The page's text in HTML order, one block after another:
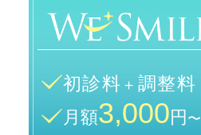
初診料＋ 調整料
月額3,000円〜